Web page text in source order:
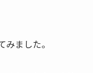
ました。